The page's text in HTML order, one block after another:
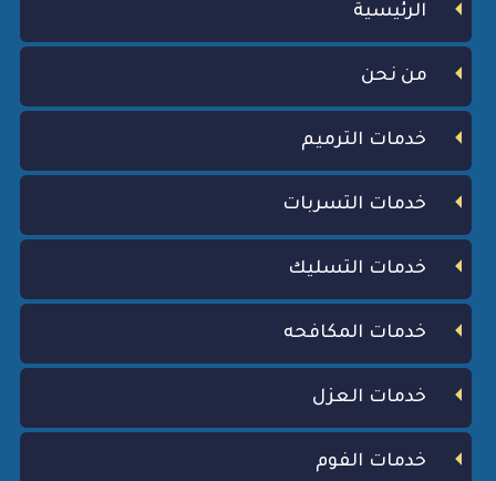
الرئيسية
من نحن
خدمات الترميم
خدمات التسربات
خدمات التسليك
خدمات المكافحه
خدمات العزل
خدمات الفوم